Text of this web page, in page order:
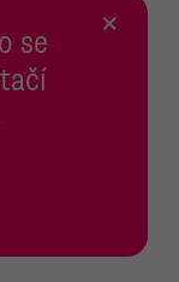
se
×